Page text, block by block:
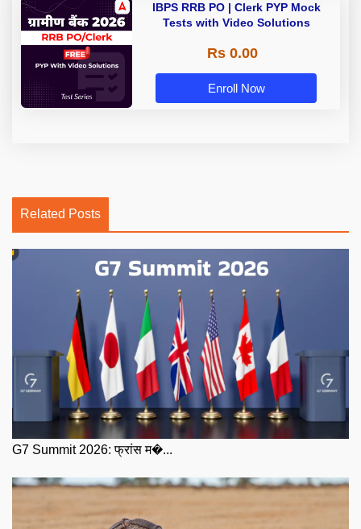
IBPS RRB PO | Clerk PYP Mock
Tests with Video Solutions
Rs 0.00
Enroll Now
Related Posts
G7 Summit 2026: फ्रांस म�...